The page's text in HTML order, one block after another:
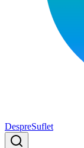
DespreSuflet